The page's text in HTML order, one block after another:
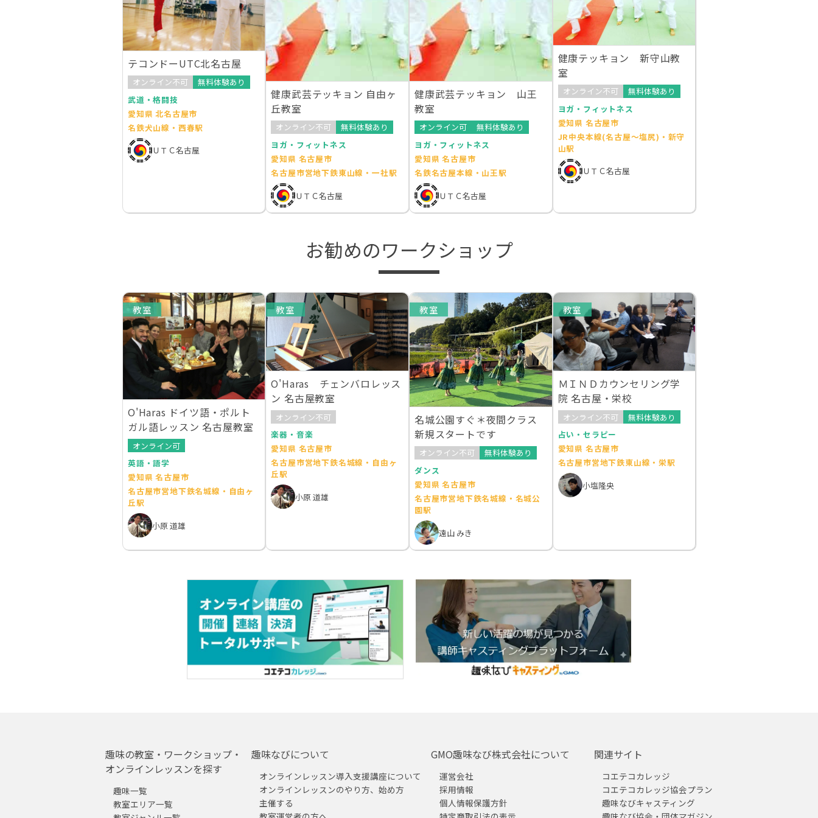
テコンドーUTC北名古屋
オンライン不可
無料体験あり
武道・格闘技
愛知県 北名古屋市
名鉄犬山線・西春駅
ＵＴＣ名古屋
健康武芸テッキョン 自由ヶ
丘教室
オンライン不可
無料体験あり
ヨガ・フィットネス
愛知県 名古屋市
名古屋市営地下鉄東山線・一社駅
ＵＴＣ名古屋
健康武芸テッキョン 山王
教室
オンライン可
無料体験あり
ヨガ・フィットネス
愛知県 名古屋市
名鉄名古屋本線・山王駅
ＵＴＣ名古屋
健康テッキョン 新守山教
室
オンライン不可
無料体験あり
ヨガ・フィットネス
愛知県 名古屋市
JR中央本線(名古屋～塩尻)・新守
山駅
ＵＴＣ名古屋
お勧めのワークショップ
教室
O'Haras ドイツ語・ポルト
ガル語レッスン 名古屋教室
オンライン可
英語・語学
愛知県 名古屋市
名古屋市営地下鉄名城線・自由ヶ
丘駅
小原 道雄
教室
O'Haras チェンバロレッス
ン 名古屋教室
オンライン不可
楽器・音楽
愛知県 名古屋市
名古屋市営地下鉄名城線・自由ヶ
丘駅
小原 道雄
教室
名城公園すぐ＊夜間クラス
新規スタートです
オンライン不可
無料体験あり
ダンス
愛知県 名古屋市
名古屋市営地下鉄名城線・名城公
園駅
遠山 みき
教室
ＭＩＮＤカウンセリング学
院 名古屋・栄校
オンライン不可
無料体験あり
占い・セラピー
愛知県 名古屋市
名古屋市営地下鉄東山線・栄駅
小塩隆央
趣味の教室・ワークショップ・
オンラインレッスンを探す
趣味一覧
教室エリア一覧
趣味なびについて
オンラインレッスン導入支援講座について
オンラインレッスンのやり方、始め方
主催する
GMO趣味なび株式会社について
運営会社
採用情報
個人情報保護方針
関連サイト
コエテコカレッジ
コエテコカレッジ協会プラン
趣味なびキャスティング